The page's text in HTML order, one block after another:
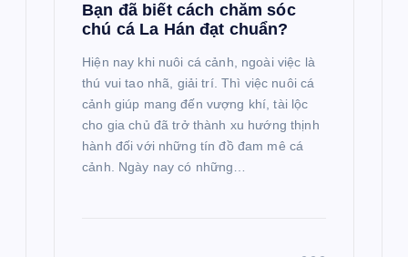
Bạn đã biết cách chăm sóc
chú cá La Hán đạt chuẩn?
Hiện nay khi nuôi cá cảnh, ngoài việc là
thú vui tao nhã, giải trí. Thì việc nuôi cá
cảnh giúp mang đến vượng khí, tài lộc
cho gia chủ đã trở thành xu hướng thịnh
hành đối với những tín đồ đam mê cá
cảnh. Ngày nay có những…